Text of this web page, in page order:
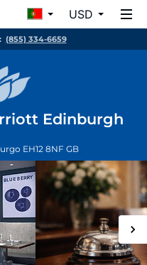
USD
(855) 334-6659
Edinburgh
EH12 8NF GB